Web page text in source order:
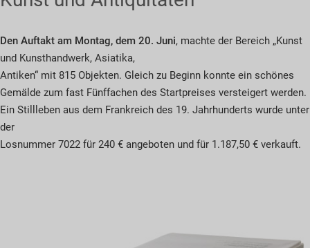
Den Auftakt am Montag, dem 20. Juni, machte der Bereich „Kunst
und Kunsthandwerk, Asiatika,
Antiken“ mit 815 Objekten. Gleich zu Beginn konnte ein schönes
Gemälde zum fast Fünffachen des Startpreises versteigert werden.
Ein Stillleben aus dem Frankreich des 19. Jahrhunderts wurde unter
der
Losnummer 7022 für 240 € angeboten und für 1.187,50 € verkauft.